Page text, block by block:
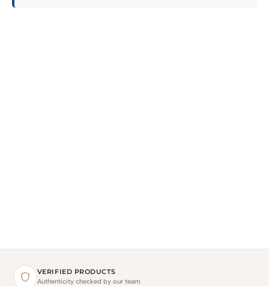
VERIFIED PRODUCTS
Authenticity checked by our team